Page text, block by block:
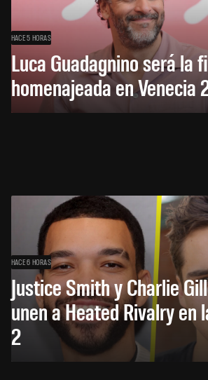
HACE 5 HORAS
Luca Guadagnino será la
homenajeada en Venecia
HACE 6 HORAS
Justice Smith y Charlie
unen a Heated Rivalry en
2